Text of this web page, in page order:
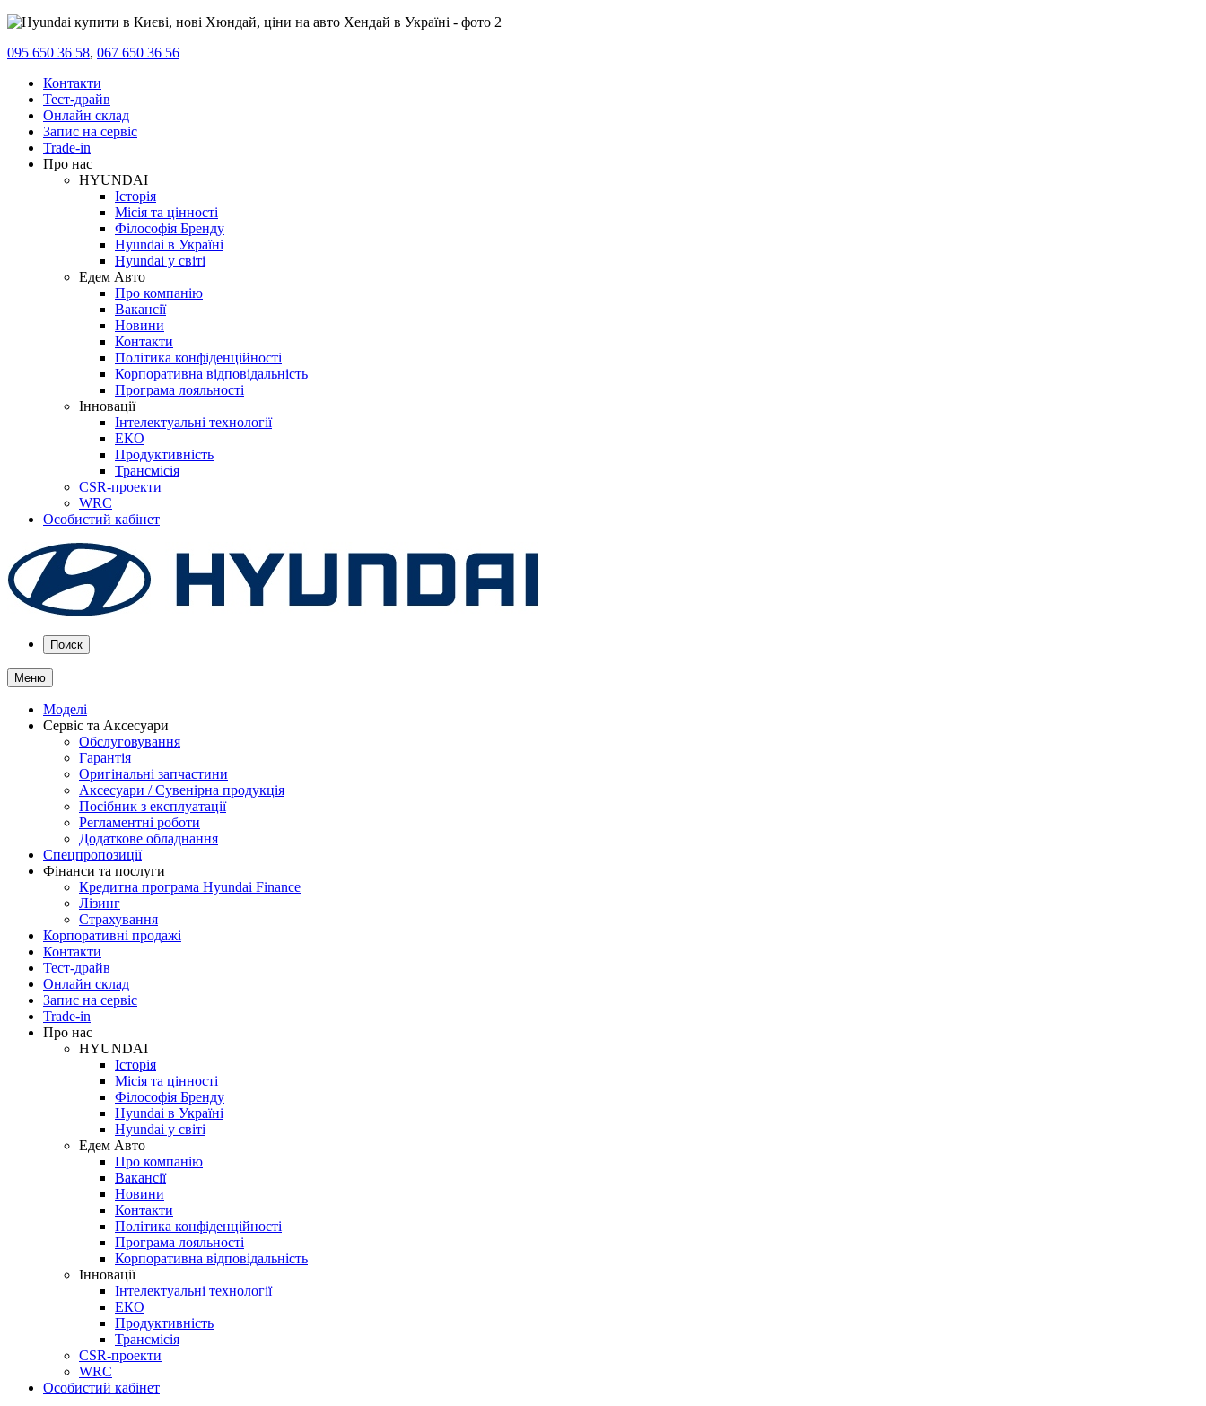
095 650 36 58, 067 650 36 56
Контакти
Тест-драйв
Онлайн склад
Запис на сервіс
Trade-in
Про нас
HYUNDAI
Історія
Місія та цінності
Філософія Бренду
Hyundai в Україні
Hyundai у світі
Едем Авто
Про компанію
Вакансії
Новини
Контакти
Політика конфіденційності
Корпоративна відповідальність
Програма лояльності
Інновації
Інтелектуальні технології
ЕКО
Продуктивність
Трансмісія
CSR-проекти
WRC
Особистий кабінет
Поиск
Меню
Моделі
Сервіс та Аксесуари
Обслуговування
Гарантія
Оригінальні запчастини
Аксесуари / Сувенірна продукція
Посібник з експлуатації
Регламентні роботи
Додаткове обладнання
Спецпропозиції
Фінанси та послуги
Кредитна програма Hyundai Finance
Лізинг
Страхування
Корпоративні продажі
Контакти
Тест-драйв
Онлайн склад
Запис на сервіс
Trade-in
Про нас
HYUNDAI
Історія
Місія та цінності
Філософія Бренду
Hyundai в Україні
Hyundai у світі
Едем Авто
Про компанію
Вакансії
Новини
Контакти
Політика конфіденційності
Програма лояльності
Корпоративна відповідальність
Інновації
Інтелектуальні технології
ЕКО
Продуктивність
Трансмісія
CSR-проекти
WRC
Особистий кабінет